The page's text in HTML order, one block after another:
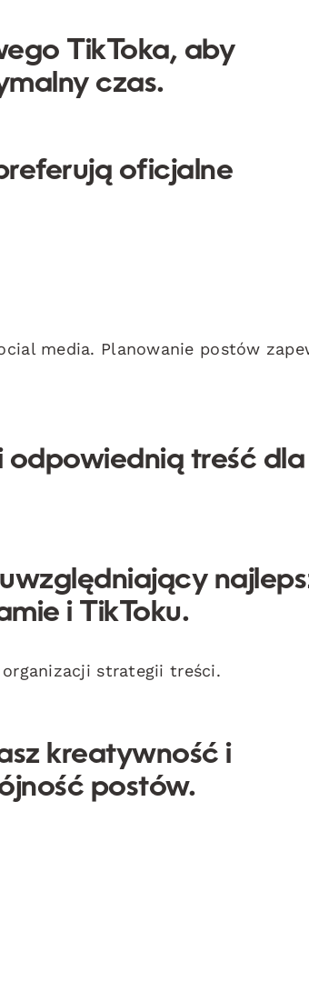
TikToka, aby
czas.
oficjalne
media. Planowanie postów
odpowiednią treść dla
i TikToku.
strategii treści.
kreatywność i
postów.